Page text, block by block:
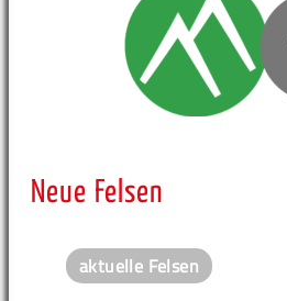
Neue Felsen
aktuelle Felsen